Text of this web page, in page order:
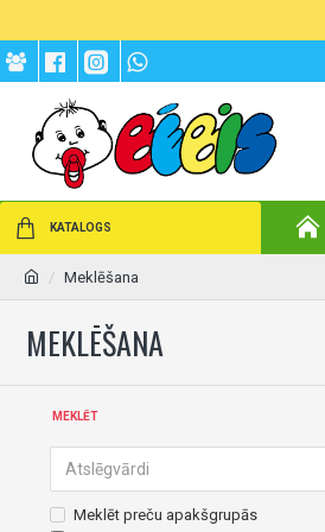
KATALOGS
Meklēšana
MEKLĒŠANA
MEKLĒT
Meklēt preču apakšgrupās